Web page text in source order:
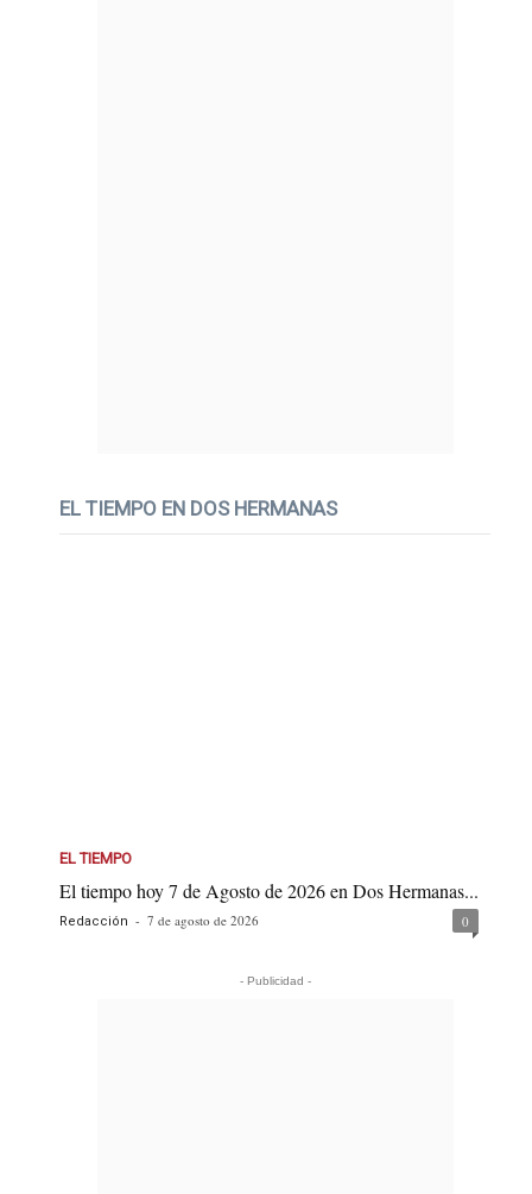
EL TIEMPO EN DOS HERMANAS
EL TIEMPO
El tiempo hoy 7 de Agosto de 2026 en Dos Hermanas...
Redacción - 7 de agosto de 2026 0
- Publicidad -